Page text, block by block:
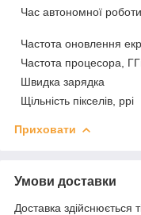
Час автономної роботи
Частота оновлення
Частота процесора,
Швидка зарядка
Щільність пікселів, ppi
Приховати
Умови доставки
Доставка здійснюється